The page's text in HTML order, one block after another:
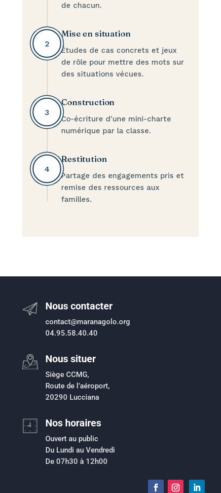
de chacun.
2
Mise en situation
Études de cas concrets et jeux
de rôle pour mettre des mots sur
des situations vécues.
3
Construction
Co-écriture d'une mini-charte
numérique par la classe.
4
Restitution
Partage des engagements pris et
remise des ressources aux
familles.
Nous contacter
contact@maranagolo.org
04.95.58.40.40
Nous situer
Siège CCMG,
Route de l’aéroport,
20290 Lucciana
Nos horaires
Ouvert au public
Du Lundi au Vendredi
De 07h30 à 12h00